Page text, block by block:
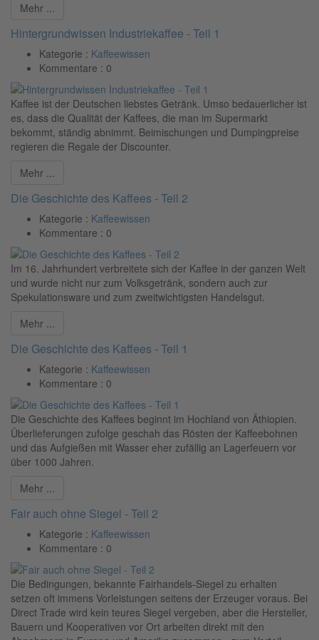
Mehr ...
Hintergrundwissen Industriekaffee - Teil 1
Kategorie : Kaffeewissen
Kommentare : 0
Kaffee ist der Deutschen liebstes Getränk. Umso bedauerlicher ist
es, dass die Qualität der Kaffees, die man im Supermarkt
bekommt, ständig abnimmt. Beimischungen und Dumpingpreise
regieren die Regale der Discounter.
Mehr ...
Die Geschichte des Kaffees - Teil 2
Kategorie : Kaffeewissen
Kommentare : 0
Im 16. Jahrhundert verbreitete sich der Kaffee in der ganzen Welt
und wurde nicht nur zum Volksgetränk, sondern auch zur
Spekulationsware und zum zweitwichtigsten Handelsgut.
Mehr ...
Die Geschichte des Kaffees - Teil 1
Kategorie : Kaffeewissen
Kommentare : 0
Die Geschichte des Kaffees beginnt im Hochland von Äthiopien.
Überlieferungen zufolge geschah das Rösten der Kaffeebohnen
und das Aufgießen mit Wasser eher zufällig an Lagerfeuern vor
über 1000 Jahren.
Mehr ...
Fair auch ohne Siegel - Teil 2
Kategorie : Kaffeewissen
Kommentare : 0
Die Bedingungen, bekannte Fairhandels-Siegel zu erhalten
setzen oft immens Vorleistungen seitens der Erzeuger voraus. Bei
Direct Trade wird kein teures Siegel vergeben, aber die Hersteller,
Bauern und Kooperativen vor Ort arbeiten direkt mit den